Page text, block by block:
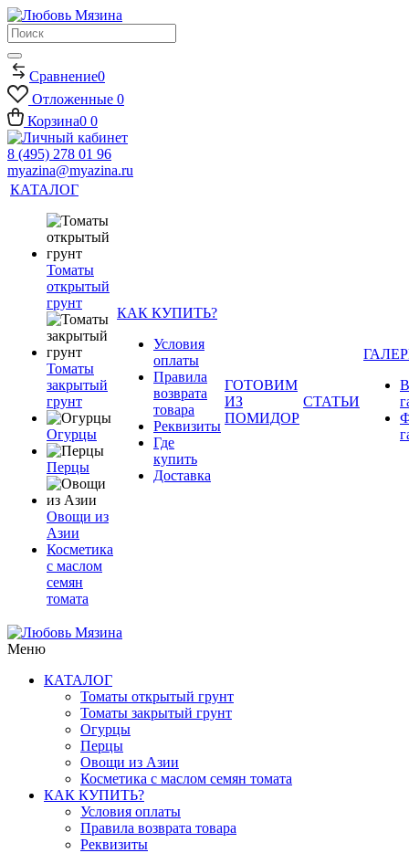
Сравнение0
Отложенные 0
Корзина0 0
8 (495) 278 01 96
myazina@myazina.ru
КАТАЛОГ
Томаты
открытый
грунт
Томаты
закрытый
грунт
Огурцы
Перцы
Овощи из
Азии
Косметика
с маслом
семян
томата
КАК КУПИТЬ?
Условия
оплаты
Правила
возврата
товара
Реквизиты
Где
купить
Доставка
ГОТОВИМ
ИЗ
ПОМИДОР
СТАТЬИ
Меню
КАТАЛОГ
Томаты открытый грунт
Томаты закрытый грунт
Огурцы
Перцы
Овощи из Азии
Косметика с маслом семян томата
КАК КУПИТЬ?
Условия оплаты
Правила возврата товара
Реквизиты